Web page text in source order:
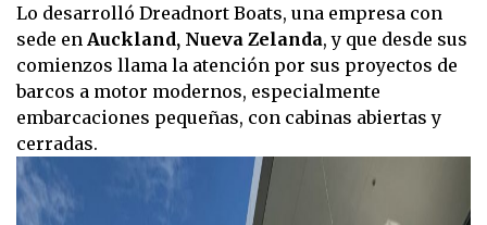
Lo desarrolló Dreadnort Boats, una empresa con
sede en Auckland, Nueva Zelanda, y que desde sus
comienzos llama la atención por sus proyectos de
barcos a motor modernos, especialmente
embarcaciones pequeñas, con cabinas abiertas y
cerradas.